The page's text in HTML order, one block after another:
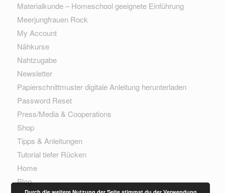
Materialkunde – Homeschool geeignete Einführung
Meerjungfrauen Rock
My Account
Nähkurse
Nahtzugabe
Newsletter
Papierschnittmuster digitale Anleitung herunterladen
Password Reset
Press/Media & Cooperations
Shop
Tipps & Anleitungen
Tutorial tiefer Rücken
Home
Blog